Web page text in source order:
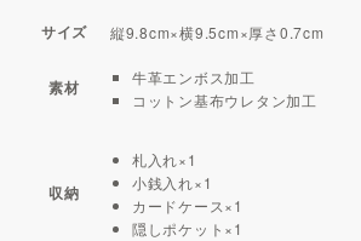
サイズ 縦9.8cm×横9.5cm×厚さ0.7cm
素材
牛革エンボス加工
コットン基布ウレタン加工
収納
札入れ×1
小銭入れ×1
カードケース×1
隠しポケット×1